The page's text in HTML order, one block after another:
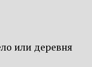
или деревня